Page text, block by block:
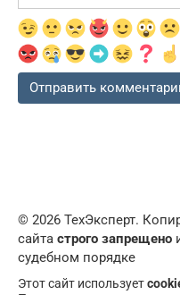
© 2026 ТехЭксперт.
сайта строго запрещено
судебном порядке
Этот сайт использует